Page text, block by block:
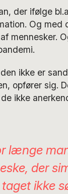
der ifølge
Og med
mennesker.
ikke er
opfører sig.
ikke
længe
der
ikke